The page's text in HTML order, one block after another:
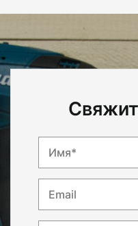
Имя*
Email